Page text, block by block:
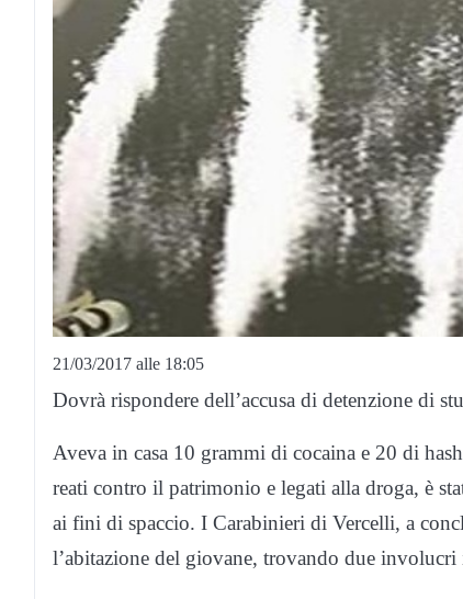
21/03/2017 alle 18:05
Dovrà rispondere dell’accusa di detenzione di
Aveva in casa 10 grammi di cocaina e 20 di
reati contro il patrimonio e legati alla droga, è
ai fini di spaccio. I Carabinieri di Vercelli, a
l’abitazione del giovane, trovando due